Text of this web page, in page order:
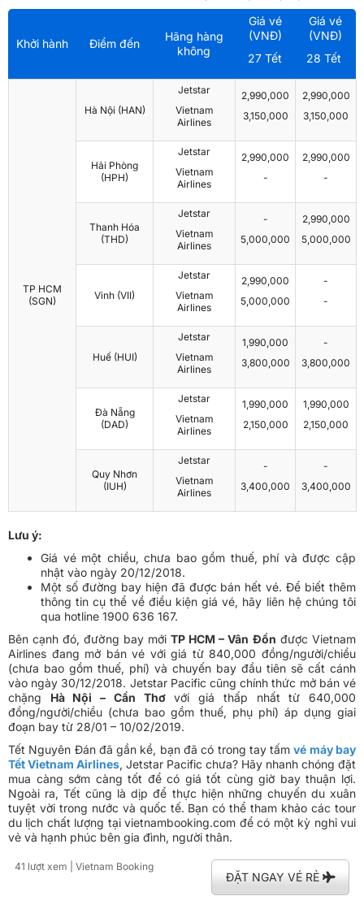
Khởi hành Điểm đến
Hãng hàng
không
Giá vé
(VNĐ)
27 Tết
Giá vé
(VNĐ)
28 Tết
TP HCM
(SGN)
Hà Nội (HAN)
Jetstar
Vietnam
Airlines
2,990,000
3,150,000
2,990,000
3,150,000
Hải Phòng
(HPH)
Jetstar
Vietnam
Airlines
2,990,000
-
2,990,000
-
Thanh Hóa
(THD)
Jetstar
Vietnam
Airlines
-
5,000,000
2,990,000
5,000,000
Vinh (VII)
Jetstar
Vietnam
Airlines
2,990,000
5,000,000
-
-
Huế (HUI)
Jetstar
Vietnam
Airlines
1,990,000
3,800,000
-
3,800,000
Đà Nẵng
(DAD)
Jetstar
Vietnam
Airlines
1,990,000
2,150,000
1,990,000
2,150,000
Quy Nhơn
(IUH)
Jetstar
Vietnam
Airlines
-
3,400,000
-
3,400,000
Lưu ý:
Giá vé một chiều, chưa bao gồm thuế, phí và được cập
nhật vào ngày 20/12/2018.
Một số đường bay hiện đã được bán hết vé. Để biết thêm
thông tin cụ thể về điều kiện giá vé, hãy liên hệ chúng tôi
qua hotline 1900 636 167.
Bên cạnh đó, đường bay mới TP HCM – Vân Đồn được Vietnam
Airlines đang mở bán vé với giá từ840,000 đồng/người/chiều
(chưa bao gồm thuế, phí) và chuyến bay đầu tiên sẽ cất cánh
vào ngày 30/12/2018. Jetstar Pacific cũng chính thức mở bán vé
chặng Hà Nội – Cần Thơvới giá thấp nhất từ640,000
đồng/người/chiều (chưa bao gồm thuế, phụ phí) áp dụng giai
đoạn bay từ 28/01 – 10/02/2019.
Tết Nguyên Đán đã gần kề, bạn đã có trong tay tấmvé máy bay
Tết Vietnam Airlines, Jetstar Pacific chưa? Hãy nhanh chóng đặt
mua càng sớm càng tốt để có giá tốt cùng giờ bay thuận lợi.
Ngoài ra, Tết cũng là dịp để thực hiện những chuyến du xuân
tuyệt vời trong nước và quốc tế. Bạn có thể tham khảo các tour
du lịch chất lượng tạivietnambooking.com để có một kỳ nghỉ vui
vẻ và hạnh phúc bên gia đình, người thân.
41 lượt xem | Vietnam Booking
ĐẶT NGAY VÉ RẺ